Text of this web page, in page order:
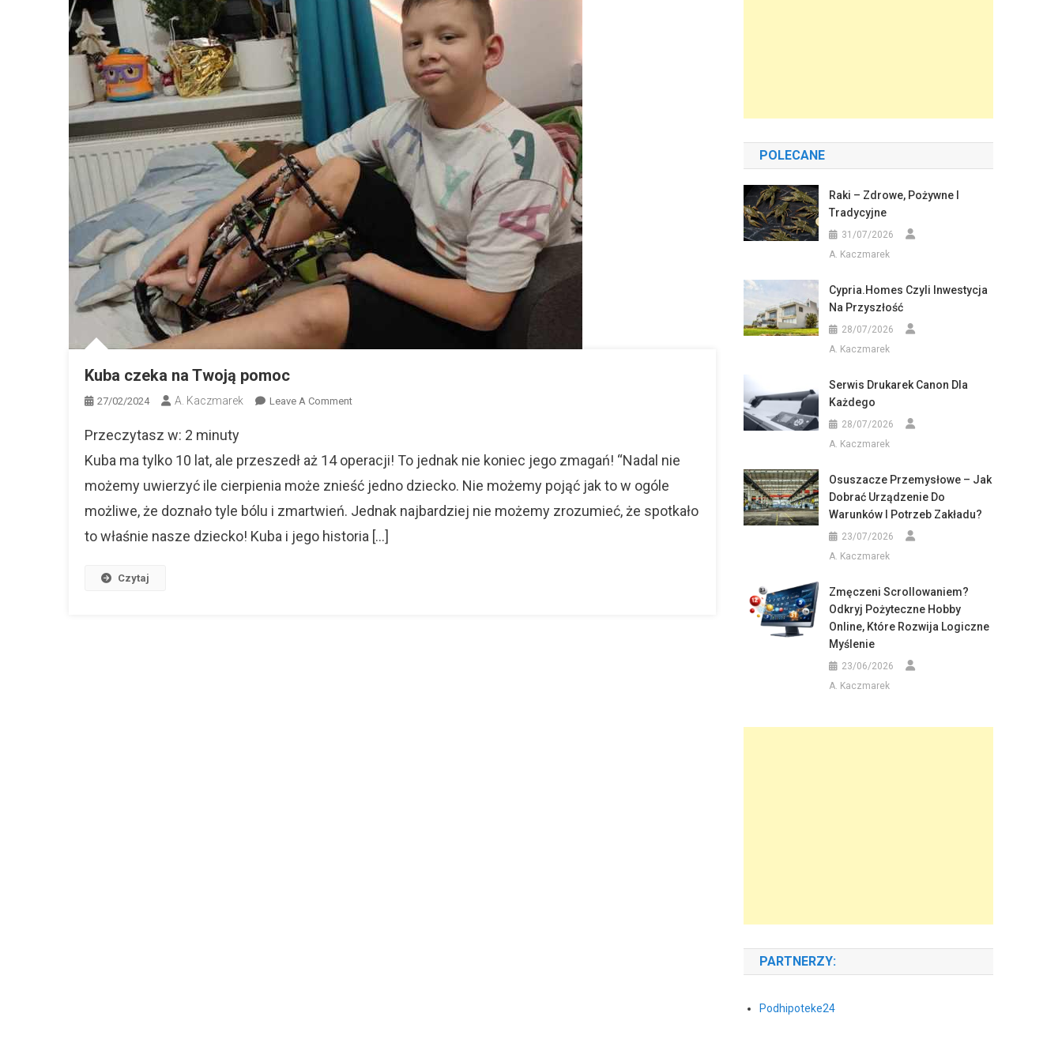
Kuba czeka na Twoją pomoc
27/02/2024 A. Kaczmarek Leave A CommentOn
Na
Pomoc
Przeczytasz w: 2 minuty
Kuba ma tylko 10 lat, ale przeszedł aż 14 operacji! To jednak nie koniec jego zmagań! “Nadal nie
możemy uwierzyć ile cierpienia może znieść jedno dziecko. Nie możemy pojąć jak to w ogóle
możliwe, że doznało tyle bólu i zmartwień. Jednak najbardziej nie możemy zrozumieć, że spotkało
to właśnie nasze dziecko! Kuba i jego historia […]
Czytaj
POLECANE
Raki – Zdrowe, Pożywne I
Tradycyjne
31/07/2026
A. Kaczmarek
Cypria.homes Czyli Inwestycja
Na Przyszłość
28/07/2026
A. Kaczmarek
Serwis Drukarek Canon Dla
Każdego
28/07/2026
A. Kaczmarek
Osuszacze Przemysłowe – Jak
Dobrać Urządzenie Do
Warunków I Potrzeb Zakładu?
23/07/2026
A. Kaczmarek
Zmęczeni Scrollowaniem?
Odkryj Pożyteczne Hobby
Online, Które Rozwija Logiczne
Myślenie
23/06/2026
A. Kaczmarek
PARTNERZY:
Podhipoteke24